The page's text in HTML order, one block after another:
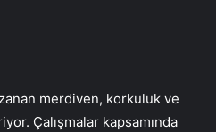
merdiven, korkuluk ve
Çalışmalar kapsamında